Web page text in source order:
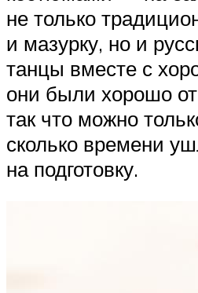
не только
и мазурку, но и
танцы вместе с
они были хорошо
так что можно
сколько времени
на подготовку.